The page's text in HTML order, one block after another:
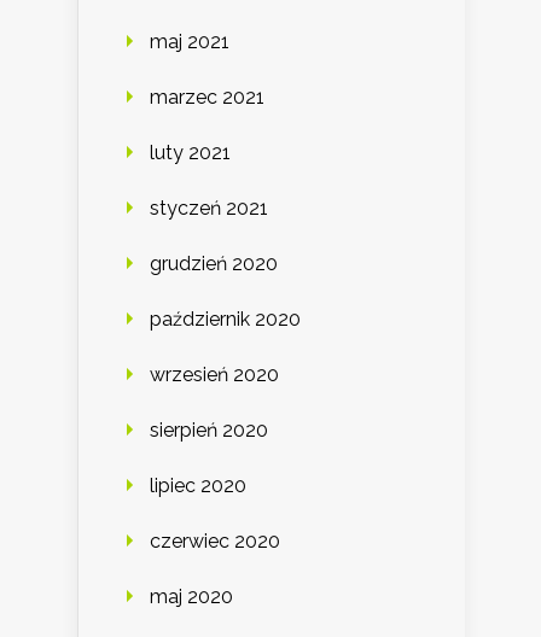
maj 2021
marzec 2021
luty 2021
styczeń 2021
grudzień 2020
październik 2020
wrzesień 2020
sierpień 2020
lipiec 2020
czerwiec 2020
maj 2020